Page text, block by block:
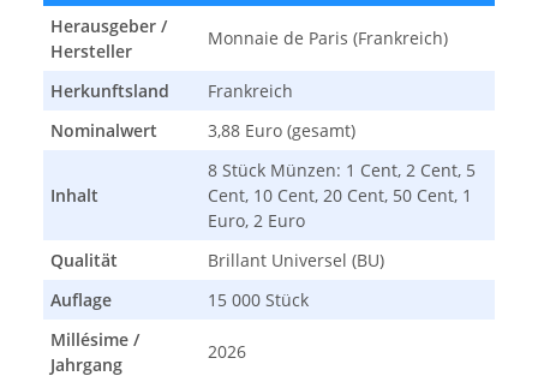
Herausgeber /
Hersteller
Monnaie de Paris (Frankreich)
Herkunftsland
Frankreich
Nominalwert
3,88 Euro (gesamt)
Inhalt
8 Stück Münzen: 1 Cent, 2 Cent, 5
Cent, 10 Cent, 20 Cent, 50 Cent, 1
Euro, 2 Euro
Qualität
Brillant Universel (BU)
Auflage
15 000 Stück
Millésime /
Jahrgang
2026